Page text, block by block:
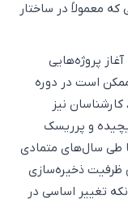
معمولاً در ساختار
پروژه‌هایی
است در دوره
نیز
و پرریسک
طی سال‌های متمادی
ظرفیت ذخیره‌سازی
تغییر اساسی در